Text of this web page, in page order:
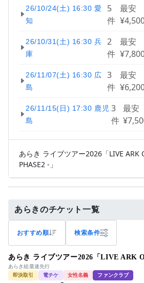
26/10/24(土) 16:30 愛
知
5
件
最安
26/10/31(土) 16:30 兵
庫
2
件
最安
26/11/07(土) 16:30 広
島
3
件
最安
26/11/15(日) 17:30 鹿児
島
3
件
最安
あらき ライブツアー2026「LIVE ARK
PHASE2 -」
あらきのチケット一覧
おすすめ順 検索条件
あらき ライブツアー2026「LIVE ARK
あらき組最速先行
即決取引
電チケ 女性名義 ファンクラブ